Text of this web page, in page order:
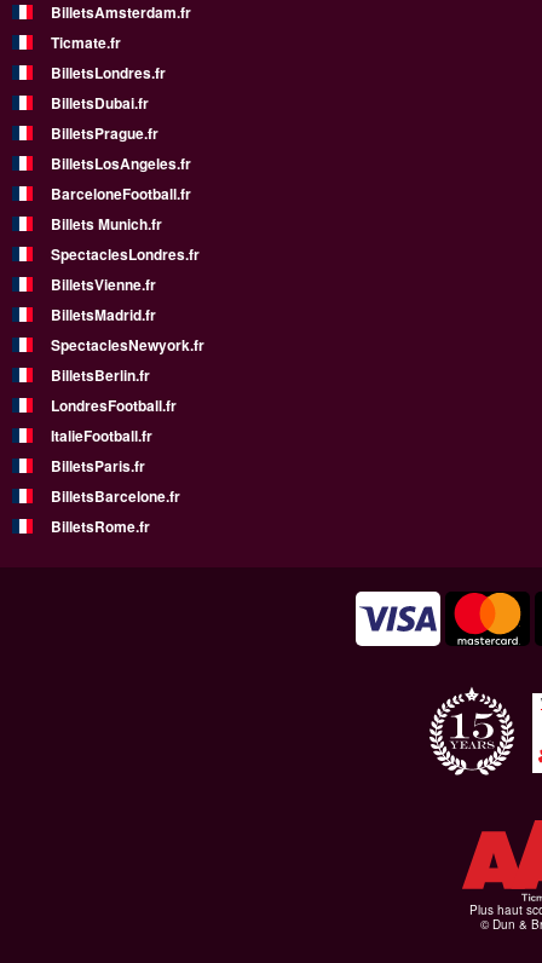
BilletsAmsterdam.fr
Ticmate.fr
BilletsLondres.fr
BilletsDubai.fr
BilletsPrague.fr
BilletsLosAngeles.fr
BarceloneFootball.fr
Billets Munich.fr
SpectaclesLondres.fr
BilletsVienne.fr
BilletsMadrid.fr
SpectaclesNewyork.fr
BilletsBerlin.fr
LondresFootball.fr
ItalieFootball.fr
BilletsParis.fr
BilletsBarcelone.fr
BilletsRome.fr
Plus haut
© Dun &